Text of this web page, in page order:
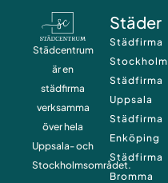
k
Städcentrum
är en
städfirma
verksamma
över hela
Uppsala- och
Stockholmsområdet.
Städer
Städfirma
Stockholm
Städfirma
Uppsala
Städfirma
Enköping
Städfirma
Bromma